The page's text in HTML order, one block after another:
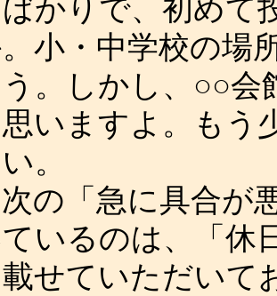
かりで、初めて
小・中学校の場
う。しかし、○○
思いますよ。もう
。
の「急に具合が
いるのは、「休
載せていただいて